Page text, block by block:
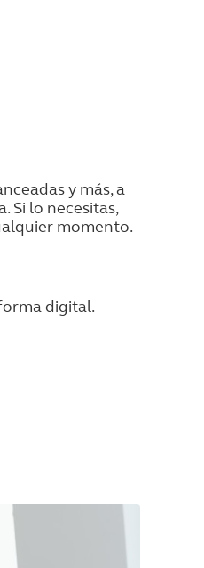
y más, a
Si lo necesitas,
momento.
digital.